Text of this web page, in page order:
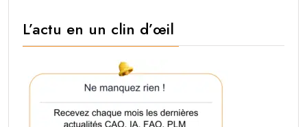
L’actu en un clin d’œil